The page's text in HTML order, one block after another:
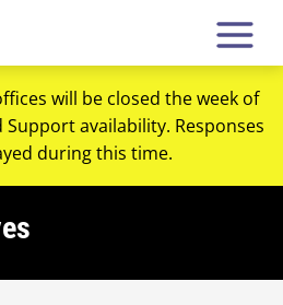
will be closed the week of
availability. Responses
during this time.